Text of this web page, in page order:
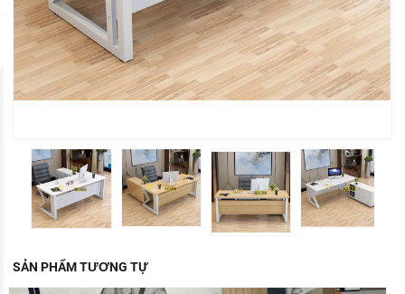
SẢN PHẨM TƯƠNG TỰ